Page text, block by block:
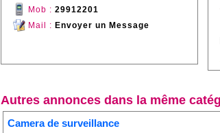
Mob : 29912201
Mail : Envoyer un Message
Autres annonces dans la même
Camera de surveillance